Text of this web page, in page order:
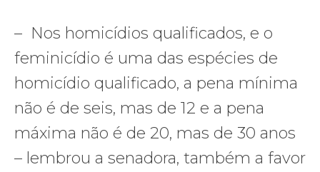
– Nos homicídios qualificados, e o
feminicídio é uma das espécies de
homicídio qualificado, a pena mínima
não é de seis, mas de 12 e a pena
máxima não é de 20, mas de 30 anos
– lembrou a senadora, também a favor